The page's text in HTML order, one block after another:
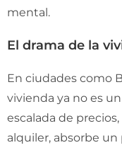
mental.
El drama de la
En ciudades como
vivienda ya no es
escalada de
alquiler, absorbe